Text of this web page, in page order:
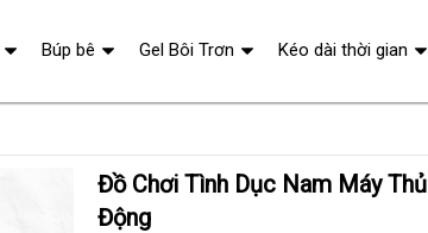
Đồ Chơi Tình Dục Nam Máy Thủ Dâm Dưới Nước Tự
Động
Búp bê Gel Bôi Trơn Kéo dài thời gian